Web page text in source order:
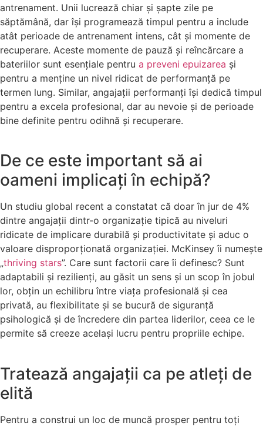
antrenament. Unii lucrează chiar și șapte zile pe
săptămână, dar își programează timpul pentru a include
atât perioade de antrenament intens, cât și momente de
recuperare. Aceste momente de pauză și reîncărcare a
bateriilor sunt esențiale pentru a preveni epuizarea și
pentru a menține un nivel ridicat de performanță pe
termen lung. Similar, angajații performanți își dedică timpul
pentru a excela profesional, dar au nevoie și de perioade
bine definite pentru odihnă și recuperare.
De ce este important să ai
oameni implicați în echipă?
Un studiu global recent a constatat că doar în jur de 4%
dintre angajații dintr-o organizație tipică au niveluri
ridicate de implicare durabilă și productivitate și aduc o
valoare disproporționată organizației. McKinsey îi numește
„thriving stars”. Care sunt factorii care îi definesc? Sunt
adaptabili și rezilienți, au găsit un sens și un scop în jobul
lor, obțin un echilibru între viața profesională și cea
privată, au flexibilitate și se bucură de siguranță
psihologică și de încredere din partea liderilor, ceea ce le
permite să creeze același lucru pentru propriile echipe.
Tratează angajații ca pe atleți de
elită
Pentru a construi un loc de muncă prosper pentru toți